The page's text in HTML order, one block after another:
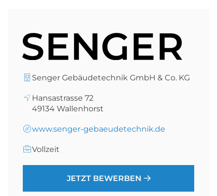
Senger Gebäudetechnik GmbH & Co. KG
Hansastrasse 72
49134 Wallenhorst
www.senger-gebaeudetechnik.de
Vollzeit
JETZT BEWERBEN